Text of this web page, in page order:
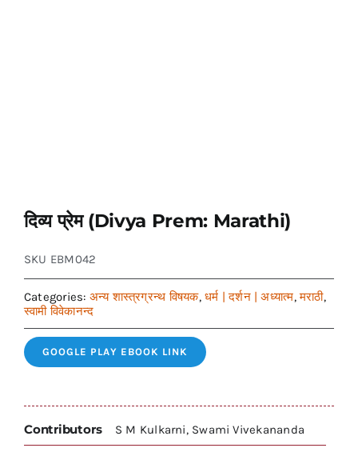
दिव्य प्रेम (Divya Prem: Marathi)
SKU EBM042
Categories: अन्य शास्त्रग्रन्थ विषयक, धर्म | दर्शन | अध्यात्म,मराठी,
स्वामी विवेकानन्द
GOOGLE PLAY EBOOK LINK
Contributors S M Kulkarni, Swami Vivekananda